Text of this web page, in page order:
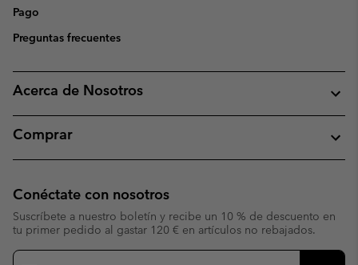
Pago
Preguntas frecuentes
Acerca de Nosotros
Comprar
Conéctate con nosotros
Suscríbete a nuestro boletín y recibe un 10 % de descuento en
tu primer pedido al gastar 120 € en artículos no rebajados.
Suscripción